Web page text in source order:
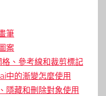
筆
案
、參考線和裁剪標記
中的漸變怎麼使用
隱藏和刪除對象使用